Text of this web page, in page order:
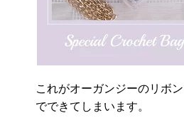
これがオーガンジーのリボ
でできてしまいます。